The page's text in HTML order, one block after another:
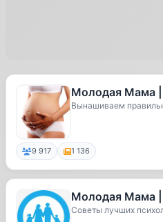
Молодая Мама |
Вынашиваем
9 917 1 136
Молодая Мама
Советы лучших